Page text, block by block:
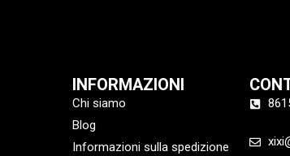
INFORMAZIONI
Chi siamo
Blog
Informazioni sulla spedizione